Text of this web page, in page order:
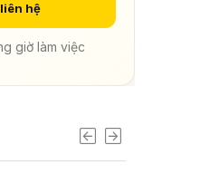
hệ
giờ làm việc